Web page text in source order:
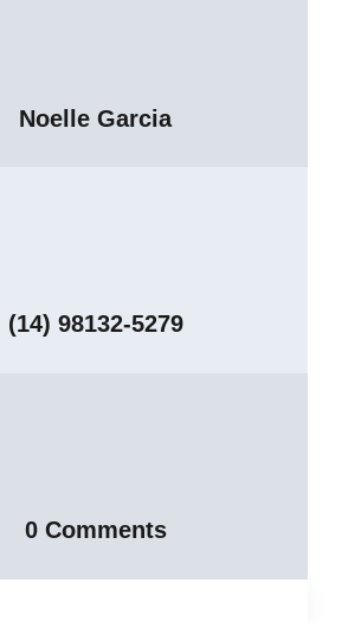
Noelle Garcia
(14) 98132-5279
0 Comments